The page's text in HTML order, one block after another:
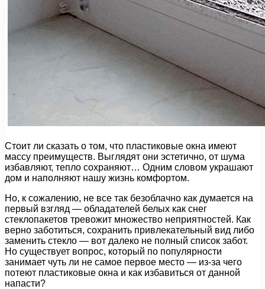
Стоит ли сказать о том, что пластиковые окна имеют
массу преимуществ. Выглядят они эстетично, от шума
избавляют, тепло сохраняют… Одним словом украшают
дом и наполняют нашу жизнь комфортом.
Но, к сожалению, не все так безоблачно как думается на
первый взгляд — обладателей белых как снег
стеклопакетов тревожит множество неприятностей. Как
верно заботиться, сохранить привлекательный вид либо
заменить стекло — вот далеко не полный список забот.
Но существует вопрос, который по популярности
занимает чуть ли не самое первое место — из-за чего
потеют пластиковые окна и как избавиться от данной
напасти?